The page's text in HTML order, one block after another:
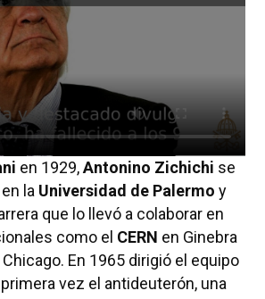
en 1929,Antonino Zichichi se
la Universidad de Palermo y
que lo llevó a colaborar en
como el CERN en Ginebra
En 1965 dirigió el equipo
vez el antideuterón, una